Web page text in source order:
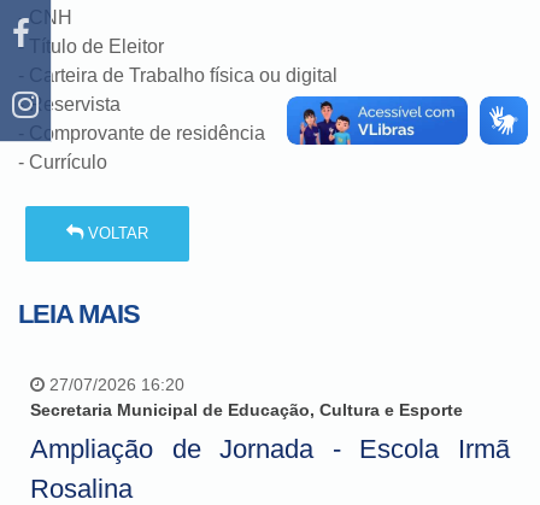
- CNH
- Título de Eleitor
- Carteira de Trabalho física ou digital
- Reservista
- Comprovante de residência
- Currículo
VOLTAR
LEIA MAIS
27/07/2026 16:20
Secretaria Municipal de Educação, Cultura e Esporte
Ampliação de Jornada - Escola Irmã
Rosalina